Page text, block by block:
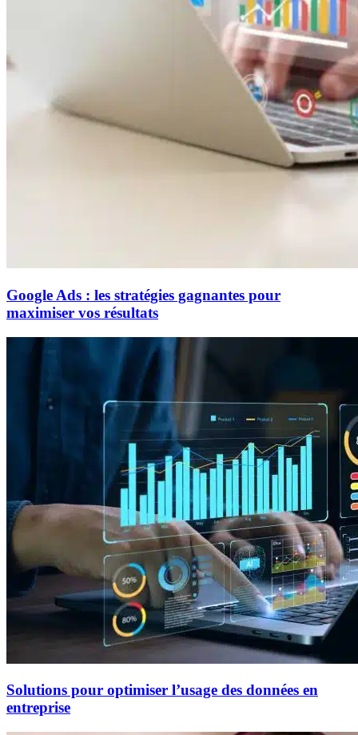
Google Ads : les stratégies gagnantes pour
maximiser vos résultats
Solutions pour optimiser l’usage des données en
entreprise